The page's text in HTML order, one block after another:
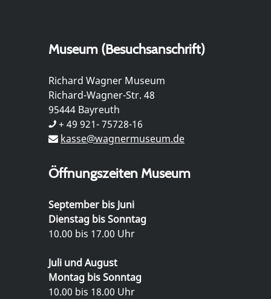
Museum (Besuchsanschrift)
Richard Wagner Museum
Richard-Wagner-Str. 48
95444 Bayreuth
+ 49 921- 75728-16
kasse@wagnermuseum.de
Öffnungszeiten Museum
September bis Juni
Dienstag bis Sonntag
10.00 bis 17.00 Uhr
Juli und August
Montag bis Sonntag
10.00 bis 18.00 Uhr